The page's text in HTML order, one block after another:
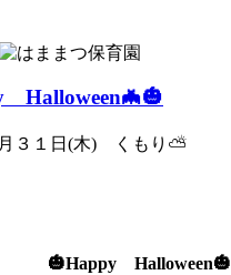
Halloween🦇🎃
３１日(木) くもり⛅
🎃Happy Halloween🎃